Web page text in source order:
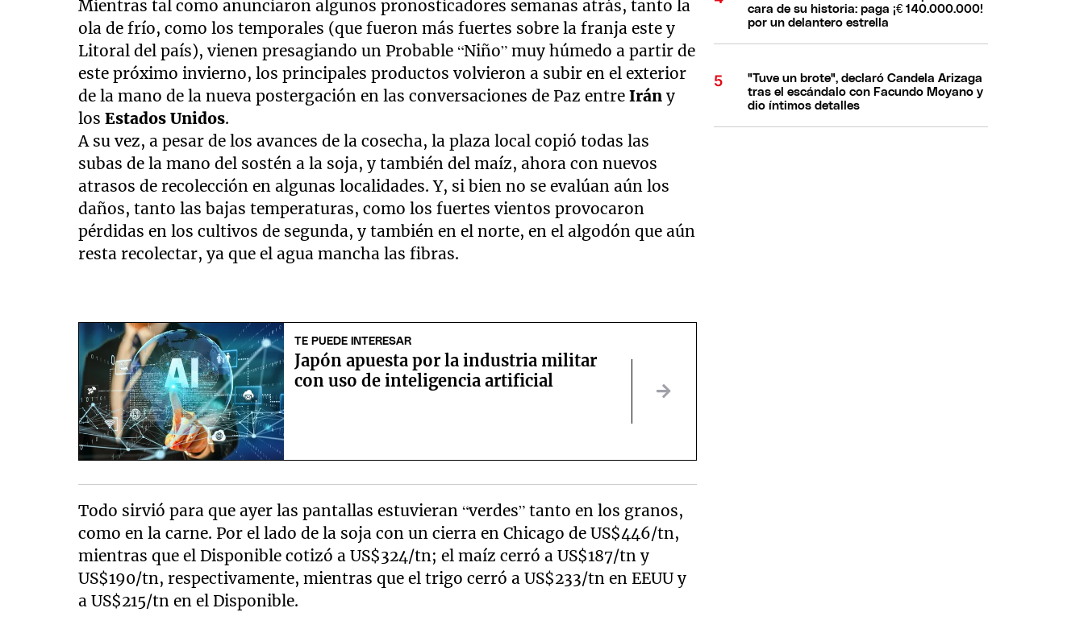
Mientras tal como anunciaron algunos pronosticadores semanas atrás, tanto la
ola de frío, como los temporales (que fueron más fuertes sobre la franja este y
Litoral del país), vienen presagiando un Probable “Niño” muy húmedo a partir de
este próximo invierno, los principales productos volvieron a subir en el exterior
de la mano de la nueva postergación en las conversaciones de Paz entreIrány
losEstados Unidos.
A su vez, a pesar de los avances de la cosecha, la plaza local copió todas las
subas de la mano del sostén a la soja, y también del maíz, ahora con nuevos
atrasos de recolección en algunas localidades. Y, si bien no se evalúan aún los
daños, tanto las bajas temperaturas, como los fuertes vientos provocaron
pérdidas en los cultivos de segunda, y también en el norte, en el algodón que aún
resta recolectar, ya que el agua mancha las fibras.
TE PUEDE INTERESAR
Japón apuesta por la industria militar
con uso de inteligencia artificial
Todo sirvió para que ayer las pantallas estuvieran “verdes” tanto en los granos,
como en la carne. Por el lado de la soja con un cierra en Chicago de US$446/tn,
mientras que el Disponible cotizó a US$324/tn; el maíz cerró a US$187/tn y
US$190/tn, respectivamente, mientras que el trigo cerró a US$233/tn en EEUU y
a US$215/tn en el Disponible.
cara de su historia: paga ¡€ 140.000.000!
por un delantero estrella
"Tuve un brote", declaró Candela Arizaga
tras el escándalo con Facundo Moyano y
dio íntimos detalles